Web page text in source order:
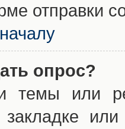
отправки
опрос?
темы или
закладке